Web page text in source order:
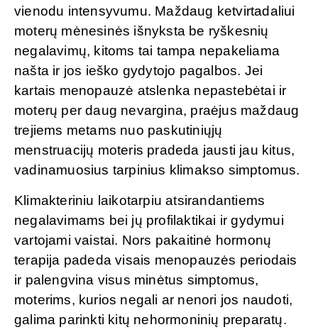
vienodu intensyvumu. Maždaug ketvirtadaliui
moterų mėnesinės išnyksta be ryškesnių
negalavimų, kitoms tai tampa nepakeliama
našta ir jos ieško gydytojo pagalbos. Jei
kartais menopauzė atslenka nepastebėtai ir
moterų per daug nevargina, praėjus maždaug
trejiems metams nuo paskutiniųjų
menstruacijų moteris pradeda jausti jau kitus,
vadinamuosius tarpinius klimakso simptomus.
Klimakteriniu laikotarpiu atsirandantiems
negalavimams bei jų profilaktikai ir gydymui
vartojami vaistai. Nors pakaitinė hormonų
terapija padeda visais menopauzės periodais
ir palengvina visus minėtus simptomus,
moterims, kurios negali ar nenori jos naudoti,
galima parinkti kitų nehormoninių preparatų.